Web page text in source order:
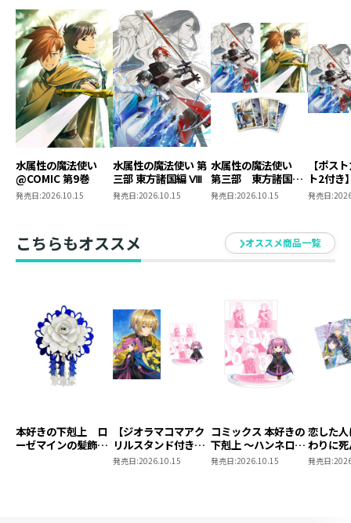
なんとか大海嘯を防ぎきったルンの街だが、新たな問題
に悩まされていた。学術調査団が王都からはるばるダン
ジョンを調査しにやってきたからだ。「大海嘯直後のダ
ンジョンは何が起こるかわからない」という冒険者ギル
ドの忠告もむなしく、研究者たちはダンジョンへ潜って
いく。魔物らしい魔物もなく順調に攻略を進めていった
彼らだったが、第10層にたどり着くとそこには謎の空間
が広がっていて……？ マイペースすぎる最強水魔法使い
の気ままな冒険譚、コミカライズ第5弾！
■ポストカードセット情報
ろしSS付き！
挿絵ごとの短編が収録されています
セットが登場！
ポストカードイラスト
１）第一部 中央諸国編7 挿絵
２）第一部 中央諸国編7 挿絵
４）第二部 西方諸国編1 挿絵
５）第二部 西方諸国編1 挿絵
水属性の魔法使い
@COMIC 第9巻
発売日:2026.10.15
水属性の魔法使い 第
三部 東方諸国編 Ⅷ
発売日:2026.10.15
水属性の魔法使い
第三部 東方諸国編
8 同時発売まとめ
発売日:2026.10.15
【ポス
ト2付き
魔法使
発売日:
こちらもオススメ オススメ商品一覧
本好きの下剋上 ロ
ーゼマインの髪飾り
【ジオラマコマアク
リルスタンド付き】
本好きの下剋上 ～ハ
発売日:2026.10.15
コミックス 本好きの
下剋上 ～ハンネロー
レの貴族院五年生～
発売日:2026.10.15
恋した
わりに
言った
発売日: